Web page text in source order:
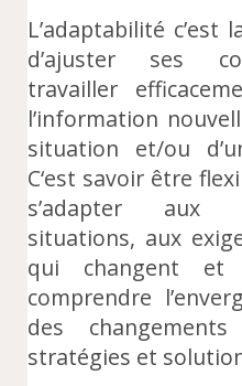
L’adaptabilité
d’ajuster ses
travailler
l’information
situation et/ou
C‘est savoir être
s’adapter aux
situations, aux
qui changent et
comprendre
des
stratégies et